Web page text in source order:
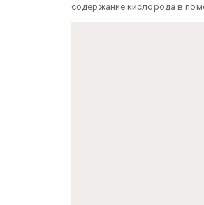
содержание кислорода в